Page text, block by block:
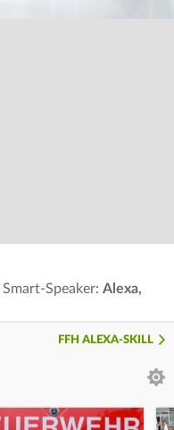
Speaker: Alexa,
FFH ALEXA-SKILL